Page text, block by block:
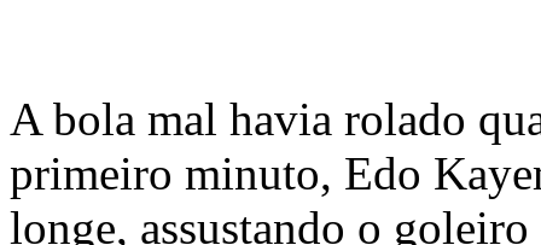
A bola mal havia rolado
primeiro minuto, Edo
longe, assustando o